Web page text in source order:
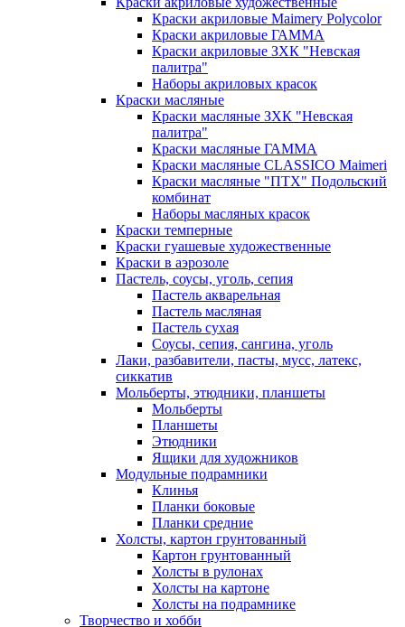
Краски акриловые Maimery Polycolor
Краски акриловые ГАММА
Краски акриловые ЗХК "Невская
палитра"
Наборы акриловых красок
Краски масляные
Краски масляные ЗХК "Невская
палитра"
Краски масляные ГАММА
Краски масляные CLASSICO Maimeri
Краски масляные "ПТХ" Подольский
комбинат
Наборы масляных красок
Краски темперные
Краски гуашевые художественные
Краски в аэрозоле
Пастель, соусы, уголь, сепия
Пастель акварельная
Пастель масляная
Пастель сухая
Соусы, сепия, сангина, уголь
Лаки, разбавители, пасты, мусс, латекс,
сиккатив
Мольберты, этюдники, планшеты
Мольберты
Планшеты
Этюдники
Ящики для художников
Модульные подрамники
Клинья
Планки боковые
Планки средние
Холсты, картон грунтованный
Картон грунтованный
Холсты в рулонах
Холсты на картоне
Холсты на подрамнике
Творчество и хобби